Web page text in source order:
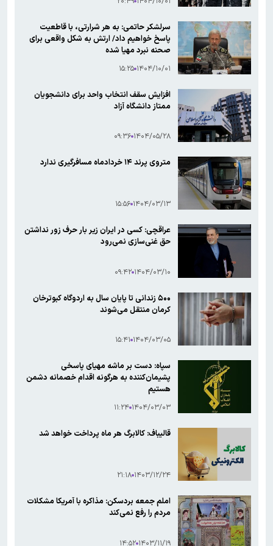
سرلشکر حاتمی: به هر شرارتی، با قاطعیت
پاسخ خواهیم داد/ ارتش به شکل واقعی برای
صحنه نبرد مهیا شده
۱۴۰۴/۱۰/۰۱ ۱۵:۲۵
افزایش سقف انتخاب واحد برای دانشجویان
ممتاز دانشگاه آزاد
۱۴۰۴/۰۵/۲۸ ۰۹:۳۶
متروی پرند ۱۴ خردادماه مسافرگیری ندارد
۱۴۰۴/۰۳/۱۳ ۱۵:۵۶
عراقچی: کسی در ایران زیر بار حرف زور نداشتن
حق غنی‌سازی نمی‌رود
۱۴۰۴/۰۳/۱۰ ۰۹:۴۲
۵۰۰ زندانی تا پایان سال به اردوگاه کبوترخان
کرمان منتقل می‌شوند
۱۴۰۴/۰۳/۰۵ ۱۵:۴۱
سپاه: دست بر ماشه مهیای پاسخی
پشیمان‌کننده به هرگونه اقدام خصمانه دشمن
هستیم
۱۴۰۴/۰۳/۰۳ ۱۱:۲۴
قالیباف: کالابرگ هر ماه پرداخت خواهد شد
۱۴۰۳/۱۲/۲۴ ۲۱:۱۸
املم جمعه بردسکن: مذاکره با آمریکا مشکلات
مردم را رفع نمی‌کند
۱۴۰۳/۱۱/۱۹ ۱۴:۵۲